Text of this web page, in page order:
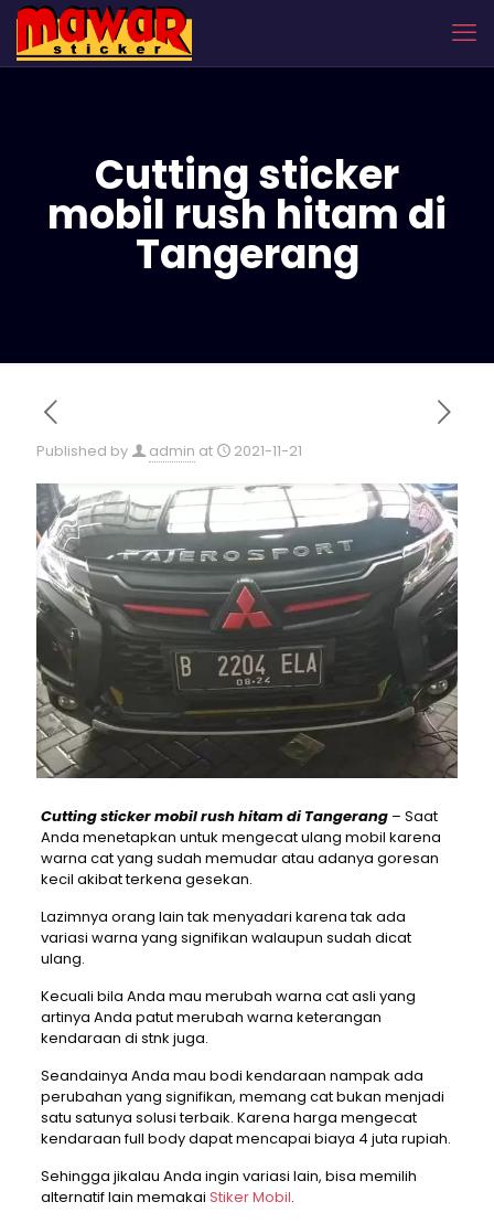
Cutting sticker
mobil rush hitam di
Tangerang
Published by admin at 2021-11-21
Cutting sticker mobil rush hitam di Tangerang– Saat
Anda menetapkan untuk mengecat ulang mobil karena
warna cat yang sudah memudar atau adanya goresan
kecil akibat terkena gesekan.
Lazimnya orang lain tak menyadari karena tak ada
variasi warna yang signifikan walaupun sudah dicat
ulang.
Kecuali bila Anda mau merubah warna cat asli yang
artinya Anda patut merubah warna keterangan
kendaraan di stnk juga.
Seandainya Anda mau bodi kendaraan nampak ada
perubahan yang signifikan, memang cat bukan menjadi
satu satunya solusi terbaik. Karena harga mengecat
kendaraan full body dapat mencapai biaya 4 juta rupiah.
Sehingga jikalau Anda ingin variasi lain, bisa memilih
alternatif lain memakai Stiker Mobil.